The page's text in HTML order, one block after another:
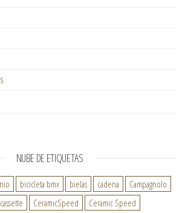
NUBE DE ETIQUETAS
bicicleta bmx bielas cadena
Campagnolo
cassette CeramicSpeed
Ceramic Speed